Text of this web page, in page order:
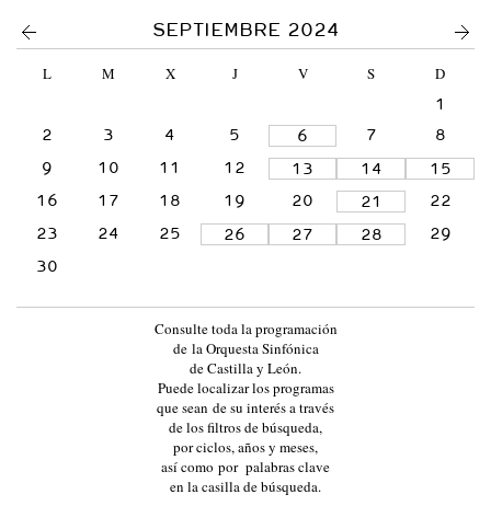
C
A
E
SEPTIEMBRE 2024
L M X J V S
D
1
2
3 4 5 6 7
8
9
10 11 12 13 14
15
16
17 18 19 20 21
22
23
24 25 26 27 28
29
30
Consulte toda la programación
de la Orquesta Sinfónica
de Castilla y León.
Puede localizar los programas
que sean de su interés a través
de los filtros de búsqueda,
por ciclos, años y meses,
así como por palabras clave
en la casilla de búsqueda.